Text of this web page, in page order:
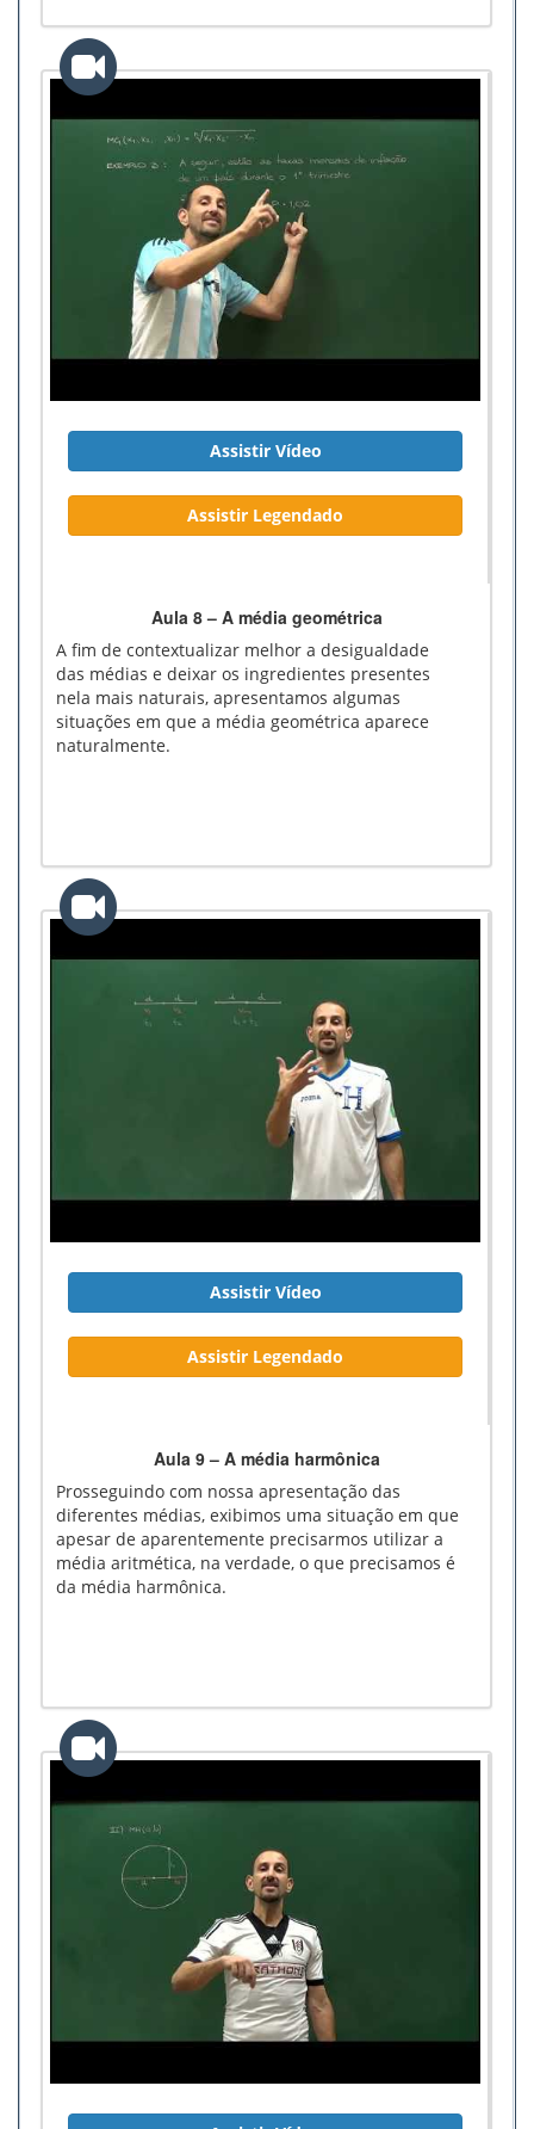
Assistir Vídeo
Assistir Legendado
Aula 8 – A média geométrica
A fim de contextualizar melhor a desigualdade
das médias e deixar os ingredientes presentes
nela mais naturais, apresentamos algumas
situações em que a média geométrica aparece
naturalmente.
Assistir Vídeo
Assistir Legendado
Aula 9 – A média harmônica
Prosseguindo com nossa apresentação das
diferentes médias, exibimos uma situação em que
apesar de aparentemente precisarmos utilizar a
média aritmética, na verdade, o que precisamos é
da média harmônica.